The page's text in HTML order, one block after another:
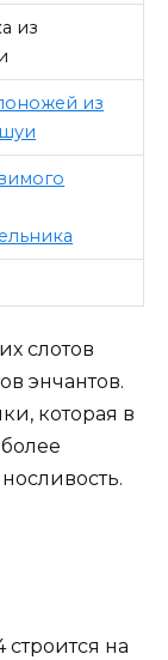
из
из
слотов
энчантов.
которая в
на